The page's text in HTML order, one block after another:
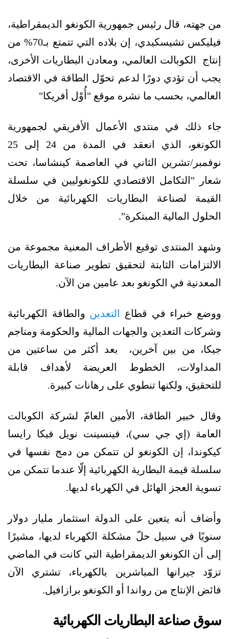
من جهته، قال رئيس جمهورية الكونغو الديمقراطية،
فيليكس تشيسكيدي، إن بلاده التي تتمتع بـ70% من
إنتاج الكوبالت العالمي، ومعادن البطاريات الأخرى،
يجب أن تؤدي دورًا لدعم تحوّل الطاقة في الاقتصاد
العالمي، بحسب ما نشره موقع "أُوْل أفريكا"
جاء ذلك في منتدى الأعمال الأفريقي لجمهورية
الكونغو، الذي انعقد في المدة من 24 إلى 25
نوفمبر/تشرين الثاني في العاصمة كينشاسا، تحت
شعار "التكامل الاقتصادي للكونغوليين في سلسلة
القيمة لصناعة البطاريات الكهربائية من خلال
الحلول المالية المبتكرة".
وشهد المنتدى توقيع الأطراف المعنية مجموعة من
الالتزامات الثابتة لتحقيق تطوير صناعة البطاريات
المعدنية في الكونغو بعد عامين من الآن.
ووضع خبراء في قطاع التعدين والطاقة الكهربائية
وشركات التعدين والجهات المالية والحكومة ومناجم
جيكا، من بين آخرين، بعد أكثر من ساعتين من
المداولات، الخطوط العريضة لأهداف قابلة
للتحقيق، ولكنها تنطوي على رهانات كبيرة.
وقال خبير الطاقة، الأمين العامّ لشركة الكوبالت
العامة (إي جي سي)، فينسينت نويل فيكا رايسا
كيكوندا، إن الكونغو لن تتمكن من دمج نفسها في
سلسلة قيمة البطارية الكهربائية إلّا عندما تتمكن من
تسوية العجز الهائل في الكهرباء لديها.
وأضاف أنه يتعين على الدولة استثمار مليار دولار
سنويًا في سبيل حلّ مشكلة الكهرباء لديها، مشيرًا
إلى أن الكونغو الديمقراطية التي كانت في الماضي
تزوّد جيرانها المباشرين بالكهرباء، تشتري الآن
فائض الإنتاج من رواندا أو الكونغو برازافيل.
سوق صناعة البطاريات الكهربائية